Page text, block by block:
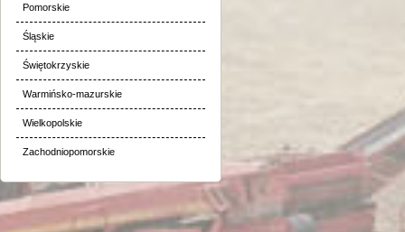
Pomorskie
Śląskie
Świętokrzyskie
Warmińsko-mazurskie
Wielkopolskie
Zachodniopomorskie